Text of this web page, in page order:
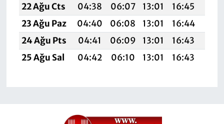
22 Ağu Cts
04:38 06:07 13:01 16:45
23 Ağu Paz
04:40 06:08 13:01 16:44
24 Ağu Pts
04:41 06:09 13:01 16:43
25 Ağu Sal
04:42 06:10 13:01 16:43